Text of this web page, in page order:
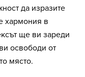
да изразите
хармония в
ще ви зареди
освободи от
място.